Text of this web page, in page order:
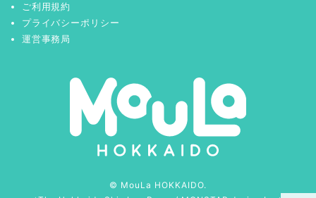
ご利用規約
プライバシーポリシー
運営事務局
© MouLa HOKKAIDO.